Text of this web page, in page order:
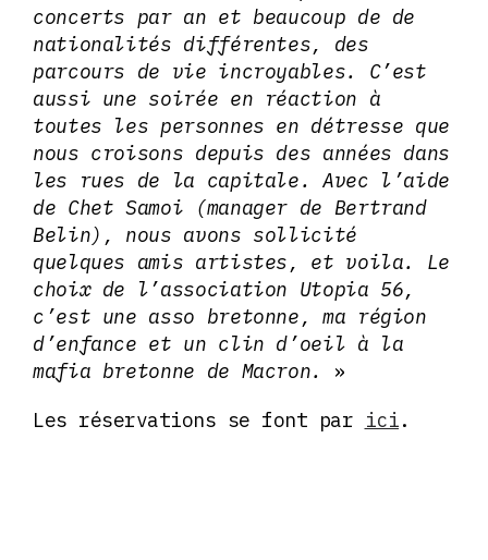
concerts par an et beaucoup de de
nationalités différentes, des
parcours de vie incroyables. C’est
aussi une soirée en réaction à
toutes les personnes en détresse que
nous croisons depuis des années dans
les rues de la capitale. Avec l’aide
de Chet Samoi (manager de Bertrand
Belin), nous avons sollicité
quelques amis artistes, et voila. Le
choix de l’association Utopia 56,
c’est une asso bretonne, ma région
d’enfance et un clin d’oeil à la
mafia bretonne de Macron.
»
Les réservations se font par ici.